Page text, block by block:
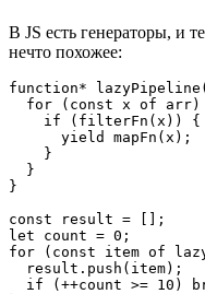
В JS есть генераторы, и
нечто похожее:
function*
for (const x of arr)
    if (filterFn(x)) {
      yield mapFn(x);
    }
  }
}
const result = [];
let count = 0;
for (const item of
  result.push(item);
if (++count >= 10)